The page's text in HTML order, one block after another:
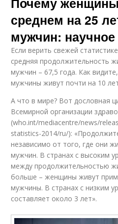
среднем на 25
мужчин:
Если верить свежей
средняя продолжительность
мужчин – 67,5 года. Как
мужчины живут почти на 10
А что в мире? Вот дословная
Всемирной организации
(who.int/mediacentre/news/
statistics-2014/ru/):
независимо от того, где они
мужчин. В странах с высоким
между продолжительностью
больше – женщины живут
мужчины. В странах с низким
составляет около 3 лет».